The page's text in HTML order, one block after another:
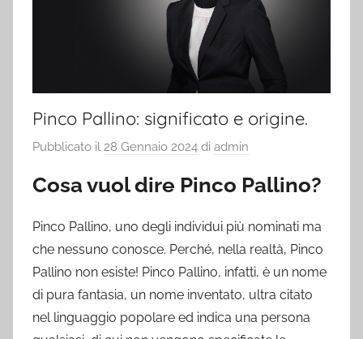
Pinco Pallino: significato e origine.
Pubblicato il 28 Gennaio 2024 di admin
Cosa vuol dire Pinco Pallino?
Pinco Pallino, uno degli individui più nominati ma
che nessuno conosce. Perché, nella realtà, Pinco
Pallino non esiste! Pinco Pallino, infatti, è un nome
di pura fantasia, un nome inventato, ultra citato
nel linguaggio popolare ed indica una persona